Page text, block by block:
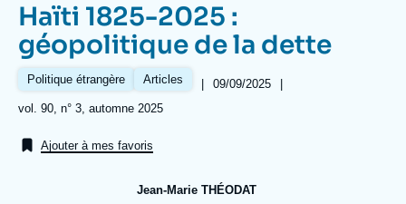
Navigation
principale
L'Ifri
Analyses
Haïti 1825-2025 :
géopolitique de la dette
Politique étrangère Articles |
Date
09/09/2025
|
Références
vol. 90, n° 3, automne 2025
Ajouter à mes favoris
Jean-Marie THÉODAT